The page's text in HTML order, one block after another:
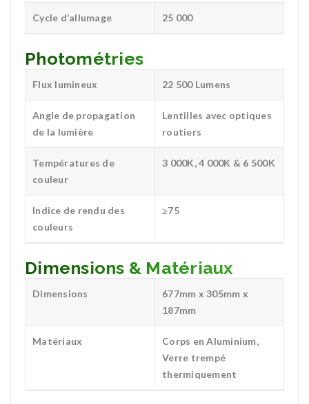
Cycle d’allumage 25 000
Photométries
Flux lumineux 22 500 Lumens
Angle de propagation
de la lumière
Lentilles avec optiques
routiers
Températures de
couleur
3 000K, 4 000K & 6 500K
Indice de rendu des
couleurs
≥75
Dimensions & Matériaux
Dimensions
677mm x 305mm x
187mm
Matériaux
Corps en Aluminium,
Verre trempé
thermiquement